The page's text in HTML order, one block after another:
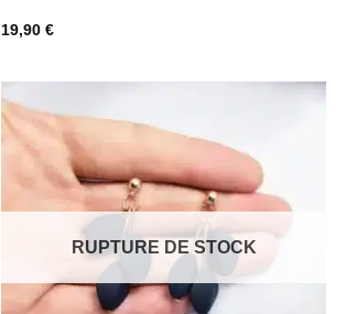
19,90€
RUPTURE DE STOCK